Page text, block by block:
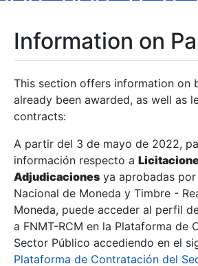
Show/Hide
Show/Hide
Information on
This section offers information on
already been awarded, as well as
contracts:
A partir del 3 de mayo de 2022,
información respecto a
Adjudicaciones ya aprobadas
Nacional de Moneda y Timbre -
Moneda, puede acceder al perfil
a FNMT-RCM en la Plataforma de
Sector Público accediendo en el
Plataforma de Contratación del